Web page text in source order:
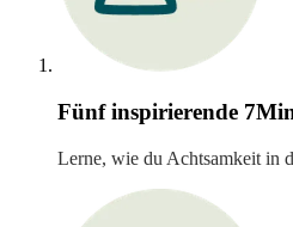
Fünf inspirierende
Lerne, wie du Achtsamkeit in